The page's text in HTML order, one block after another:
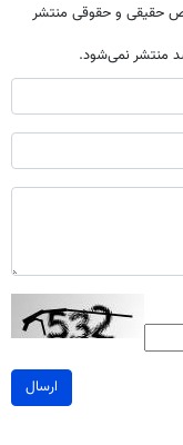
حقیقی و حقوقی منتشر
منتشر نمی‌شود.
ارسال